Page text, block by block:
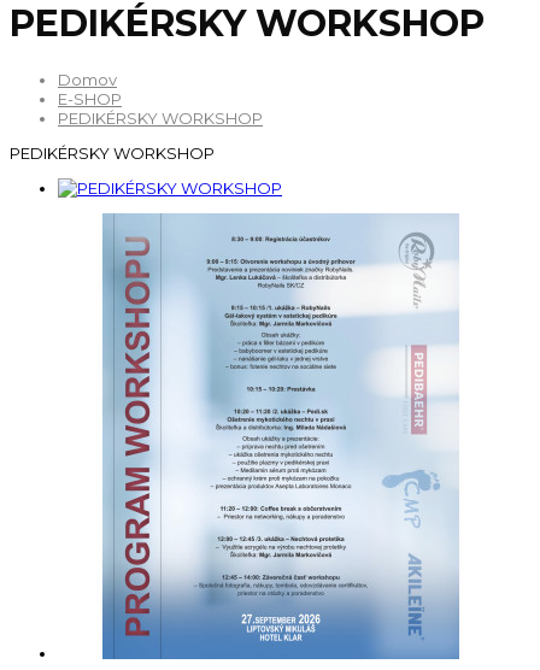
PEDIKÉRSKY WORKSHOP
Domov
E-SHOP
PEDIKÉRSKY WORKSHOP
PEDIKÉRSKY WORKSHOP